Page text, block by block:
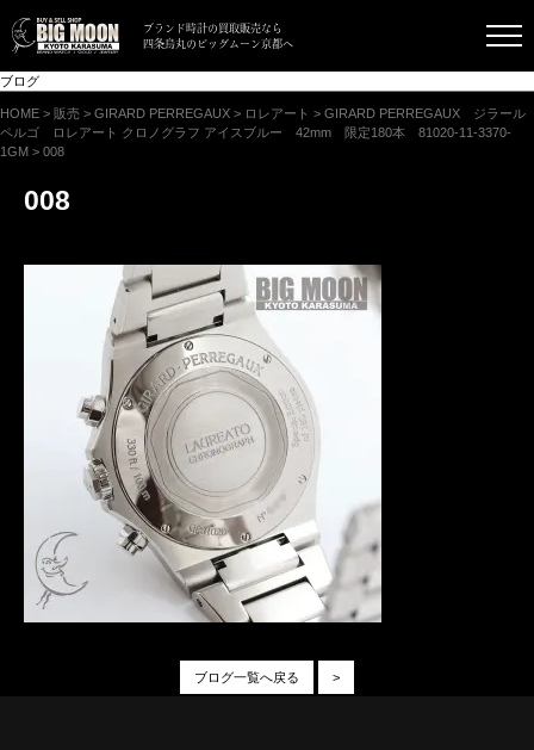
ブランド時計の買取販売なら
四条烏丸のビッグムーン京都へ
ブログ
HOME > 販売 > GIRARD PERREGAUX > ロレアート > GIRARD PERREGAUX ジラール
ペルゴ ロレアート クロノグラフ アイスブルー 42mm 限定180本 81020-11-3370-
1GM > 008
008
>
ブログ一覧へ戻る